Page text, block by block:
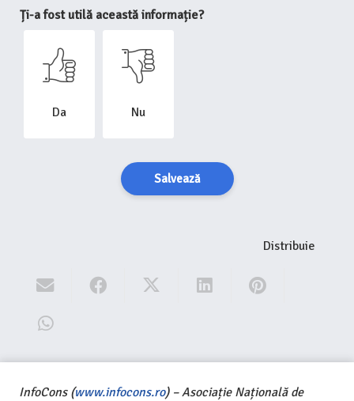
Ți-a fost utilă această informație?
Da Nu
Salvează
Distribuie
InfoCons (www.infocons.ro) – Asociație Națională de